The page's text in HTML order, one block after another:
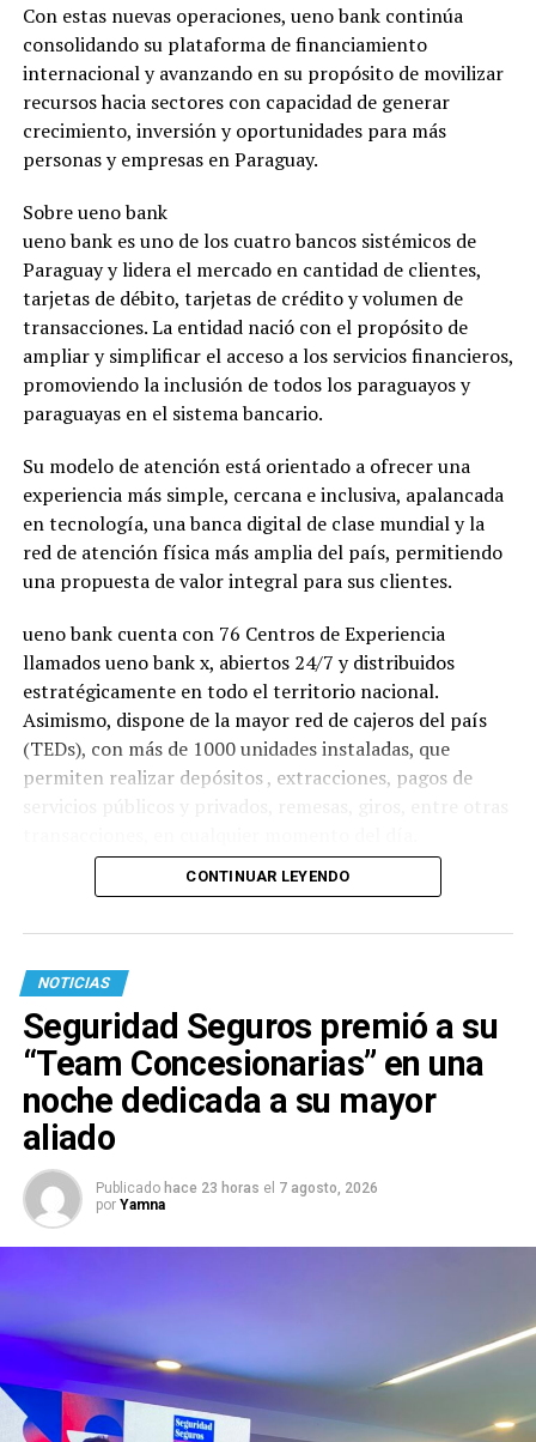
Con estas nuevas operaciones, ueno bank continúa
consolidando su plataforma de financiamiento
internacional y avanzando en su propósito de movilizar
recursos hacia sectores con capacidad de generar
crecimiento, inversión y oportunidades para más
personas y empresas en Paraguay.
Sobre ueno bank
ueno bank es uno de los cuatro bancos sistémicos de
Paraguay y lidera el mercado en cantidad de clientes,
tarjetas de débito, tarjetas de crédito y volumen de
transacciones. La entidad nació con el propósito de
ampliar y simplificar el acceso a los servicios financieros,
promoviendo la inclusión de todos los paraguayos y
paraguayas en el sistema bancario.
Su modelo de atención está orientado a ofrecer una
experiencia más simple, cercana e inclusiva, apalancada
en tecnología, una banca digital de clase mundial y la
red de atención física más amplia del país, permitiendo
una propuesta de valor integral para sus clientes.
ueno bank cuenta con 76 Centros de Experiencia
llamados ueno bank x, abiertos 24/7 y distribuidos
estratégicamente en todo el territorio nacional.
Asimismo, dispone de la mayor red de cajeros del país
(TEDs), con más de 1000 unidades instaladas, que
permiten realizar depósitos , extracciones, pagos de
CONTINUAR LEYENDO
NOTICIAS
Seguridad Seguros premió a su
“Team Concesionarias” en una
noche dedicada a su mayor
aliado
Publicado hace 23 horas el 7 agosto, 2026
por Yamna